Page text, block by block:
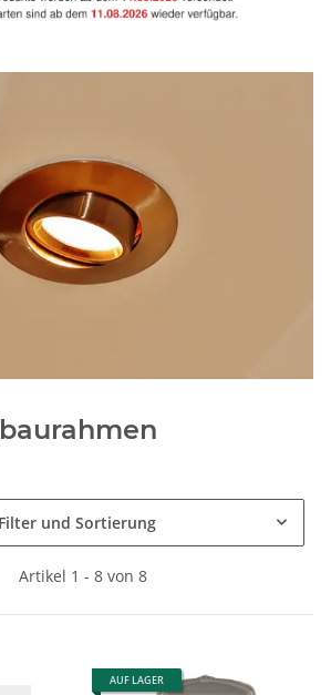
Filter und Sortierung
Artikel 1 - 8 von 8
AUF LAGER